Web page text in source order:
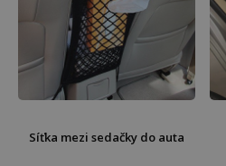
Síťka mezi sedačky do auta